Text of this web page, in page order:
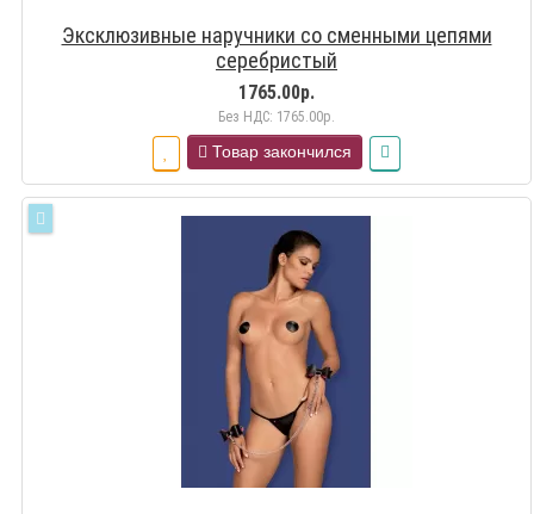
Эксклюзивные наручники со сменными цепями
серебристый
1765.00р.
Без НДС: 1765.00р.
Товар закончился